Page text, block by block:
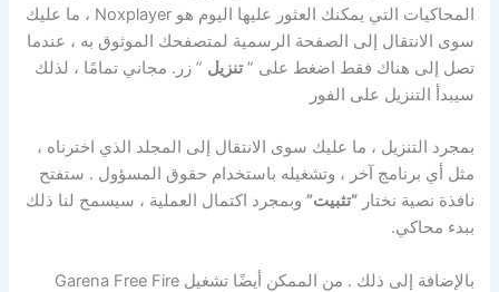
المحاكيات التي يمكنك العثور عليها اليوم هو Noxplayer ، ما عليك
سوى الانتقال إلى الصفحة الرسمية لمتصفحك الموثوق به ، عندما
تصل إلى هناك فقط اضغط على ”تنزيل ” زر. مجاني تمامًا ، لذلك
سيبدأ التنزيل على الفور
بمجرد التنزيل ، ما عليك سوى الانتقال إلى المجلد الذي اخترناه ،
مثل أي برنامج آخر ، وتشغيله باستخدام حقوق المسؤول . ستفتح
نافذة نصية نختار“تثبيت” وبمجرد اكتمال العملية ، سيسمح لنا ذلك
ببدء محاكي.
بالإضافة إلى ذلك . من الممكن أيضًا تشغيل Garena Free Fire